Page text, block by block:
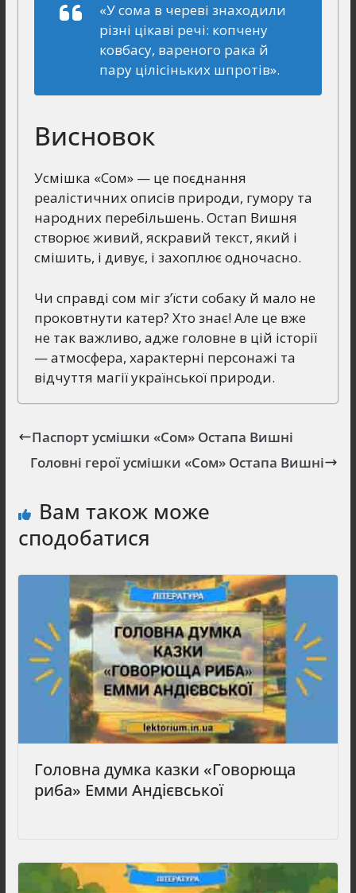
«У сома в череві знаходили
різні цікаві речі: копчену
ковбасу, вареного рака й
пару цілісіньких шпротів».
Висновок
Усмішка «Сом» — це поєднання
реалістичних описів природи, гумору та
народних перебільшень. Остап Вишня
створює живий, яскравий текст, який і
смішить, і дивує, і захоплює одночасно.
Чи справді сом міг з’їсти собаку й мало не
проковтнути катер? Хто знає! Але це вже
не так важливо, адже головне в цій історії
— атмосфера, характерні персонажі та
відчуття магії української природи.
Паспорт усмішки «Сом» Остапа Вишні
Головні герої усмішки «Сом» Остапа Вишні
Вам також може
сподобатися
Головна думка казки «Говорюща
риба» Емми Андієвської